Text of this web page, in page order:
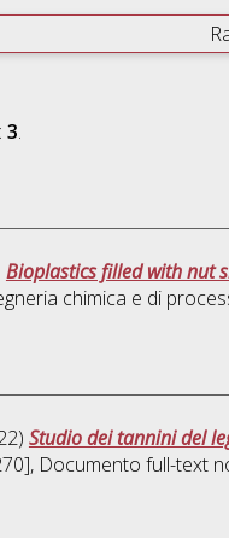
3.
Bioplastics filled with nut
chimica e di
Studio dei tannini del
, Documento full-text